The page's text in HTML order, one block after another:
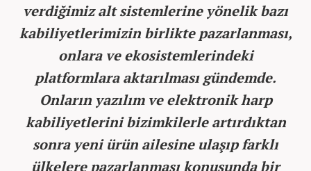
verdiğimiz alt sistemlerine yönelik bazı
kabiliyetlerimizin birlikte pazarlanması,
onlara ve ekosistemlerindeki
platformlara aktarılması gündemde.
Onların yazılım ve elektronik harp
kabiliyetlerini bizimkilerle artırdıktan
sonra yeni ürün ailesine ulaşıp farklı
ülkelere pazarlanması konusunda bir